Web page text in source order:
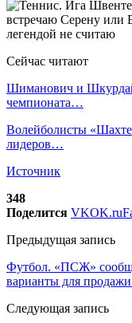
Сейчас читают
Шиманович и
чемпионата…
Волейболисты
лидеров…
Источник
348
Поделится VKOK.ru
Предыдущая запись
Футбол. «ПСЖ»
варианты для продажи
Следующая запись